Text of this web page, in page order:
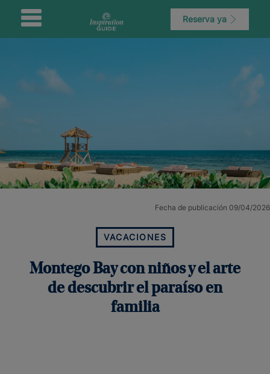
Reserva ya
Fecha de publicación 09/04/2026
VACACIONES
Montego Bay con niños y el arte
de descubrir el paraíso en
familia